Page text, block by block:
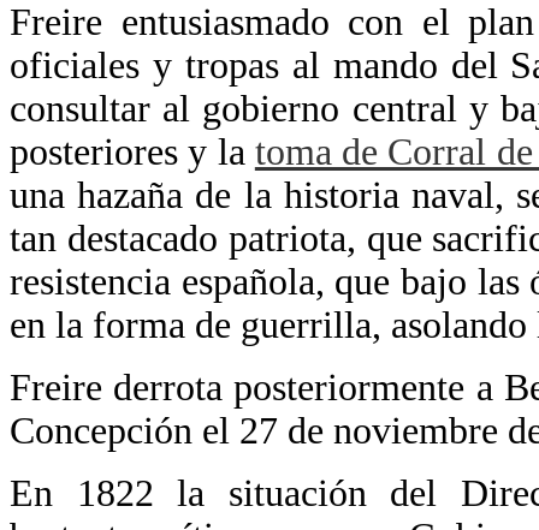
Freire entusiasmado con el
oficiales y tropas al mando del
consultar al gobierno central y
posteriores y la toma de Corral
una hazaña de la historia naval,
tan destacado patriota, que
resistencia española, que bajo
en la forma de guerrilla,
Freire derrota posteriormente a
Concepción el 27 de noviembre
En 1822 la situación del